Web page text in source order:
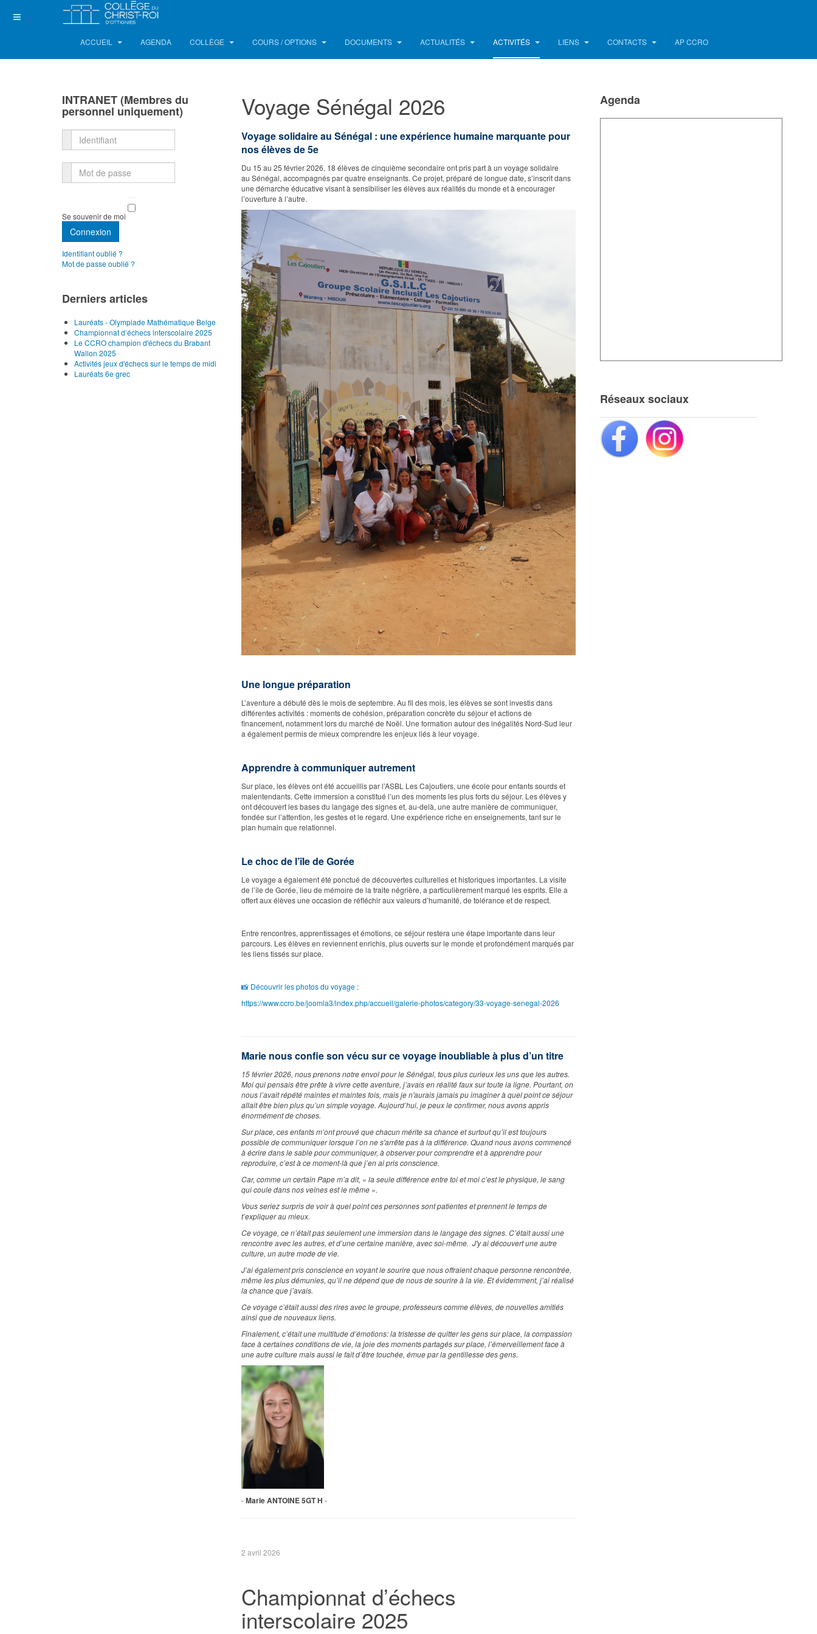
ACCUEIL AGENDA COLLÈGE COURS / OPTIONS DOCUMENTS ACTUALITÉS ACTIVITÉS LIENS CONTACTS AP CCRO
Voyage Sénégal 2026
Voyage solidaire au Sénégal : une expérience humaine marquante pour
nos élèves de 5e
Du 15 au 25 février 2026, 18 élèves de cinquième secondaire ont pris part à un voyage solidaire
au Sénégal, accompagnés par quatre enseignants. Ce projet, préparé de longue date, s’inscrit dans
une démarche éducative visant à sensibiliser les élèves aux réalités du monde et à encourager
l’ouverture à l’autre.
Une longue préparation
L’aventure a débuté dès le mois de septembre. Au fil des mois, les élèves se sont investis dans
différentes activités : moments de cohésion, préparation concrète du séjour et actions de
financement, notamment lors du marché de Noël. Une formation autour des inégalités Nord-Sud leur
a également permis de mieux comprendre les enjeux liés à leur voyage.
Apprendre à communiquer autrement
Sur place, les élèves ont été accueillis par l’ASBL Les Cajoutiers, une école pour enfants sourds et
malentendants. Cette immersion a constitué l’un des moments les plus forts du séjour. Les élèves y
ont découvert les bases du langage des signes et, au-delà, une autre manière de communiquer,
fondée sur l’attention, les gestes et le regard. Une expérience riche en enseignements, tant sur le
plan humain que relationnel.
Le choc de l’île de Gorée
Le voyage a également été ponctué de découvertes culturelles et historiques importantes. La visite
de l’île de Gorée, lieu de mémoire de la traite négrière, a particulièrement marqué les esprits. Elle a
offert aux élèves une occasion de réfléchir aux valeurs d’humanité, de tolérance et de respect.
Entre rencontres, apprentissages et émotions, ce séjour restera une étape importante dans leur
parcours. Les élèves en reviennent enrichis, plus ouverts sur le monde et profondément marqués par
les liens tissés sur place.
📸 Découvrir les photos du voyage :
https://www.ccro.be/joomla3/index.php/accueil/galerie-photos/category/33-voyage-senegal-2026
Marie nous confie son vécu sur ce voyage inoubliable à plus d’un titre
15 février 2026, nous prenons notre envol pour le Sénégal, tous plus curieux les uns que les autres.
Moi qui pensais être prête à vivre cette aventure, j’avais en réalité faux sur toute la ligne. Pourtant, on
nous l’avait répété maintes et maintes fois, mais je n'aurais jamais pu imaginer à quel point ce séjour
allait être bien plus qu’un simple voyage. Aujourd’hui, je peux le confirmer, nous avons appris
énormément de choses.
Sur place, ces enfants m’ont prouvé que chacun mérite sa chance et surtout qu’il est toujours
possible de communiquer lorsque l’on ne s'arrête pas à la différence. Quand nous avons commencé
à écrire dans le sable pour communiquer, à observer pour comprendre et à apprendre pour
reproduire, c’est à ce moment-là que j’en ai pris conscience.
Car, comme un certain Pape m’a dit, « la seule différence entre toi et moi c’est le physique, le sang
qui coule dans nos veines est le même ».
Vous seriez surpris de voir à quel point ces personnes sont patientes et prennent le temps de
t’expliquer au mieux.
Ce voyage, ce n’était pas seulement une immersion dans le langage des signes. C’était aussi une
rencontre avec les autres, et d’une certaine manière, avec soi-même. J'y ai découvert une autre
culture, un autre mode de vie.
J’ai également pris conscience en voyant le sourire que nous offraient chaque personne rencontrée,
même les plus démunies, qu’il ne dépend que de nous de sourire à la vie. Et évidemment, j’ai réalisé
la chance que j’avais.
Ce voyage c’était aussi des rires avec le groupe, professeurs comme élèves, de nouvelles amitiés
ainsi que de nouveaux liens.
Finalement, c’était une multitude d’émotions: la tristesse de quitter les gens sur place, la compassion
face à certaines conditions de vie, la joie des moments partagés sur place, l’émerveillement face à
une autre culture mais aussi le fait d’être touchée, émue par la gentillesse des gens.
-Marie ANTOINE 5GT H -
2 avril 2026
Championnat d’échecs
interscolaire 2025
INTRANET (Membres du
personnel uniquement)
Identifiant
Mot de passe
Se souvenir de moi
Connexion
Identifiant oublié ?
Mot de passe oublié ?
Derniers articles
Lauréats - Olympiade Mathématique Belge
Championnat d’échecs interscolaire 2025
Le CCRO champion d'échecs du Brabant
Wallon 2025
Activités jeux d'échecs sur le temps de midi
Lauréats 6e grec
Agenda
Réseaux sociaux